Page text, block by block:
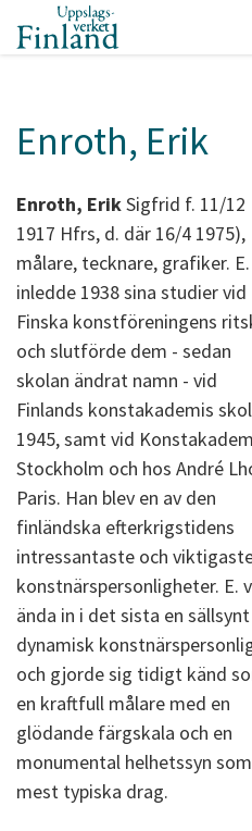
Enroth, Erik
Enroth, ErikSigfrid f. 11/12
1917 Hfrs, d. där 16/4 1975),
målare, tecknare, grafiker. E.
inledde 1938 sina studier vid
Finska konstföreningens
och slutförde dem - sedan
skolan ändrat namn - vid
Finlands konstakademis
1945, samt vid
Stockholm och hos André
Paris. Han blev en av den
finländska efterkrigstidens
intressantaste och
konstnärspersonligheter. E.
ända in i det sista en sällsynt
dynamisk
och gjorde sig tidigt känd
en kraftfull målare med en
glödande färgskala och en
monumental helhetssyn som
mest typiska drag.